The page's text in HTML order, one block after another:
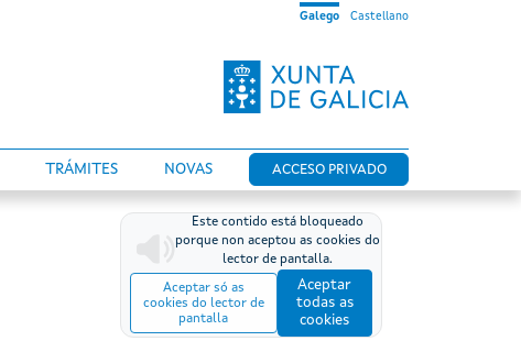
Galego Castellano
TRÁMITES NOVAS ACCESO PRIVADO
Este contido está bloqueado
porque non aceptou as cookies do
lector de pantalla.
Aceptar só as
cookies do lector de
pantalla
Aceptar
todas as
cookies